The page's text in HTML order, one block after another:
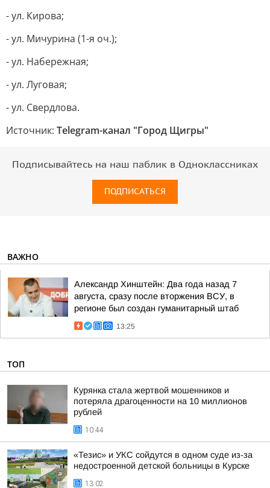
- ул. Кирова;
- ул. Мичурина (1-я оч.);
- ул. Набережная;
- ул. Луговая;
- ул. Свердлова.
Источник: Telegram-канал "Город Щигры"
Подписывайтесь на наш паблик в Одноклассниках
ПОДПИСАТЬСЯ
ВАЖНО
Александр Хинштейн: Два года назад 7
августа, сразу после вторжения ВСУ, в
регионе был создан гуманитарный штаб
13:25
ТОП
Курянка стала жертвой мошенников и
потеряла драгоценности на 10 миллионов
рублей
10:44
«Тезис» и УКС сойдутся в одном суде из-за
недостроенной детской больницы в Курске
13:02